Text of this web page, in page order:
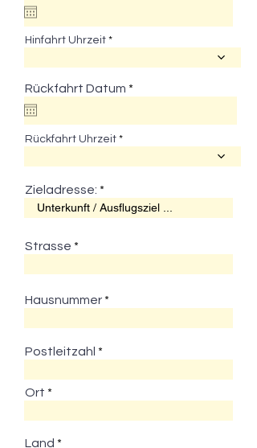
u
e
Hinfahrt Uhrzeit
Rückfahrt Datum *
e
u
e
Rückfahrt Uhrzeit
Zieladresse:
Strasse
Hausnummer
Postleitzahl
Ort
Land